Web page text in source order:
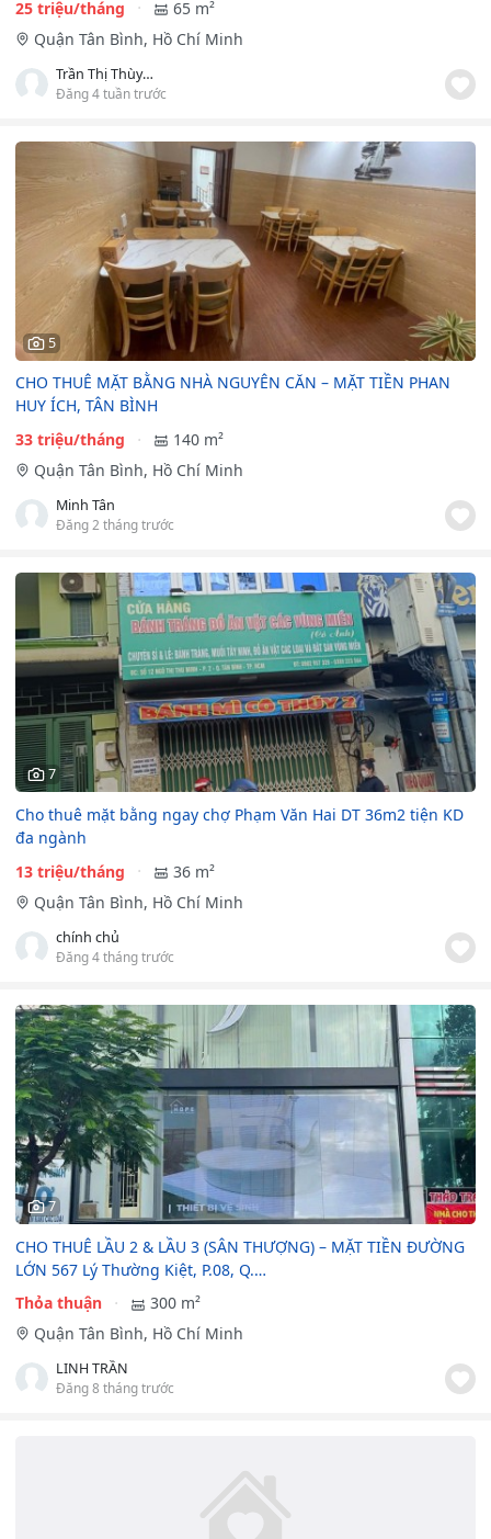
25 triệu/tháng
65 m²
Quận Tân Bình, Hồ Chí Minh
Trần Thị Thùy Nhân
Đăng 4 tuần trước
5
CHO THUÊ MẶT BẰNG NHÀ NGUYÊN CĂN – MẶT TIỀN PHAN
HUY ÍCH, TÂN BÌNH
33 triệu/tháng
140 m²
Quận Tân Bình, Hồ Chí Minh
Minh Tân
Đăng 2 tháng trước
7
Cho thuê mặt bằng ngay chợ Phạm Văn Hai DT 36m2 tiện KD
đa ngành
13 triệu/tháng
36 m²
Quận Tân Bình, Hồ Chí Minh
chính chủ
Đăng 4 tháng trước
7
CHO THUÊ LẦU 2 & LẦU 3 (SÂN THƯỢNG) – MẶT TIỀN ĐƯỜNG
LỚN 567 Lý Thường Kiệt, P.08, Q.…
Thỏa thuận
300 m²
Quận Tân Bình, Hồ Chí Minh
LINH TRẦN
Đăng 8 tháng trước